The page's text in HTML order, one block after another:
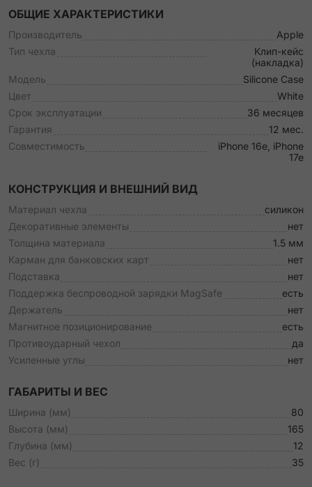
ОБЩИЕ ХАРАКТЕРИСТИКИ
Производитель
Apple
Тип чехла
Клип-кейс
(накладка)
Модель
Silicone Case
Цвет
White
Срок эксплуатации
36 месяцев
Гарантия
12 мес.
Совместимость
iPhone 16e, iPhone
17e
КОНСТРУКЦИЯ И ВНЕШНИЙ ВИД
Материал чехла
силикон
Декоративные элементы
нет
Толщина материала
1.5 мм
Карман для банковских карт
нет
Подставка
нет
Поддержка беспроводной зарядки MagSafe
есть
Держатель
нет
Магнитное позиционирование
есть
Противоударный чехол
да
Усиленные углы
нет
ГАБАРИТЫ И ВЕС
Ширина (мм)
80
Высота (мм)
165
Глубина (мм)
12
Вес (г)
35